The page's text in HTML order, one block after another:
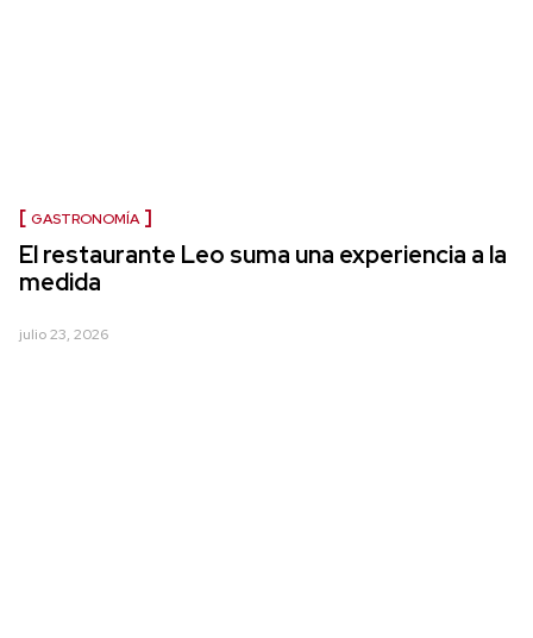
GASTRONOMÍA
El restaurante Leo suma una experiencia a la
medida
julio 23, 2026